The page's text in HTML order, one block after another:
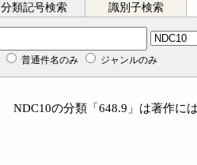
分類記号検索 識別子検索
普通件名のみ ジャンルのみ
NDC10の分類「648.9」は著作に